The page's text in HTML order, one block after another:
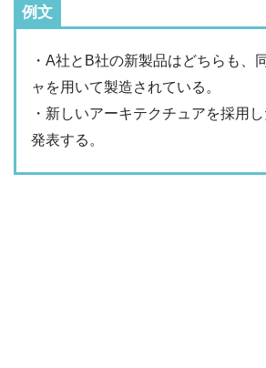
例文
・A社とB社の新製品はどちらも、
ャを用いて製造されている。
・新しいアーキテクチュアを採用
発表する。